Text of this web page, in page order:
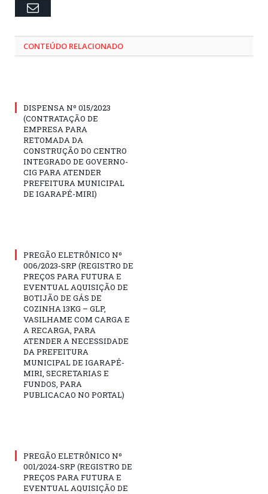
Email
CONTEÚDO RELACIONADO
DISPENSA Nº 015/2023
(CONTRATAÇÃO DE
EMPRESA PARA
RETOMADA DA
CONSTRUÇÃO DO CENTRO
INTEGRADO DE GOVERNO-
CIG PARA ATENDER
PREFEITURA MUNICIPAL
DE IGARAPÉ-MIRI)
PREGÃO ELETRÔNICO Nº
006/2023-SRP (REGISTRO DE
PREÇOS PARA FUTURA E
EVENTUAL AQUISIÇÃO DE
BOTIJÃO DE GÁS DE
COZINHA 13KG – GLP,
VASILHAME COM CARGA E
A RECARGA, PARA
ATENDER A NECESSIDADE
DA PREFEITURA
MUNICIPAL DE IGARAPÉ-
MIRI, SECRETARIAS E
FUNDOS, PARA
PUBLICACAO NO PORTAL)
PREGÃO ELETRÔNICO Nº
001/2024-SRP (REGISTRO DE
PREÇOS PARA FUTURA E
EVENTUAL AQUISIÇÃO DE